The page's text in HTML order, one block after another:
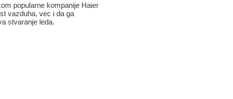
popularne kompanije Haier
vazduha, vec i da ga
stvaranje leda.